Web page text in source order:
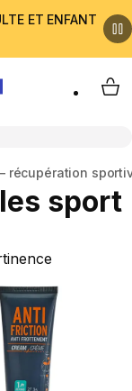
ET ENFANT
My
récupération
sport
par :(optional)